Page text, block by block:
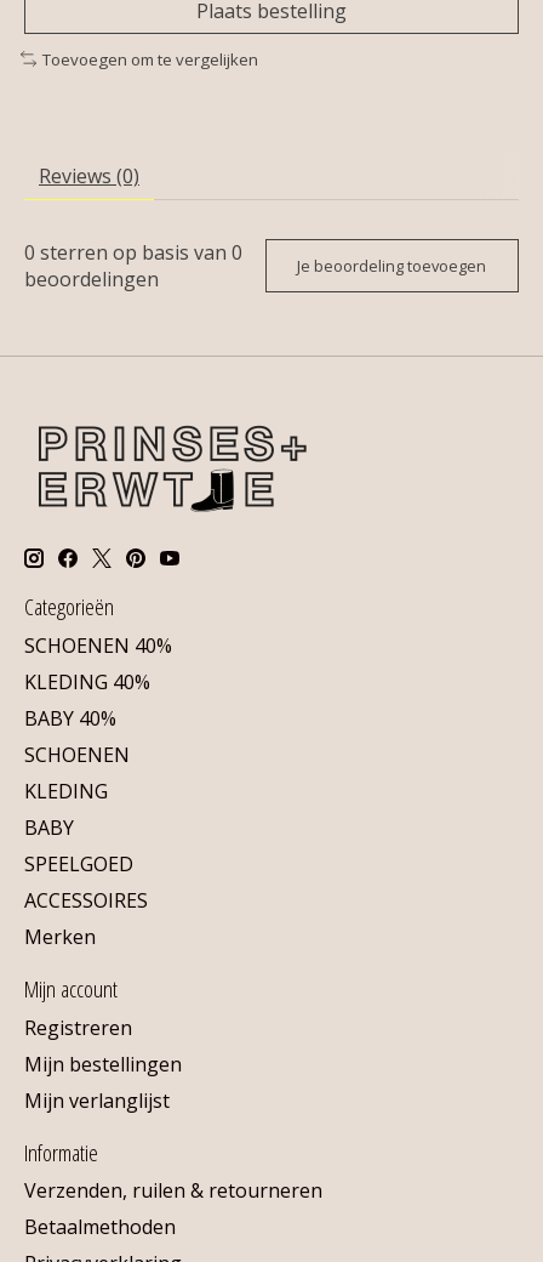
Plaats bestelling
Toevoegen om te vergelijken
Reviews (0)
0 sterren op basis van 0
beoordelingen
Je beoordeling toevoegen
Categorieën
SCHOENEN 40%
KLEDING 40%
BABY 40%
SCHOENEN
KLEDING
BABY
SPEELGOED
ACCESSOIRES
Merken
Mijn account
Registreren
Mijn bestellingen
Mijn verlanglijst
Informatie
Verzenden, ruilen & retourneren
Betaalmethoden